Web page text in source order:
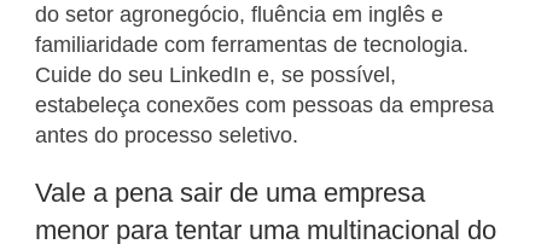
do setor agronegócio, fluência em inglês e
familiaridade com ferramentas de tecnologia.
Cuide do seu LinkedIn e, se possível,
estabeleça conexões com pessoas da empresa
antes do processo seletivo.
Vale a pena sair de uma empresa
menor para tentar uma multinacional do